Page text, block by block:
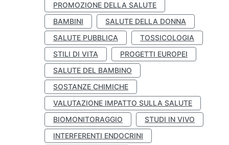
PROMOZIONE DELLA SALUTE
BAMBINI
SALUTE DELLA DONNA
SALUTE PUBBLICA
TOSSICOLOGIA
STILI DI VITA
PROGETTI EUROPEI
SALUTE DEL BAMBINO
SOSTANZE CHIMICHE
VALUTAZIONE IMPATTO SULLA SALUTE
BIOMONITORAGGIO
STUDI IN VIVO
INTERFERENTI ENDOCRINI